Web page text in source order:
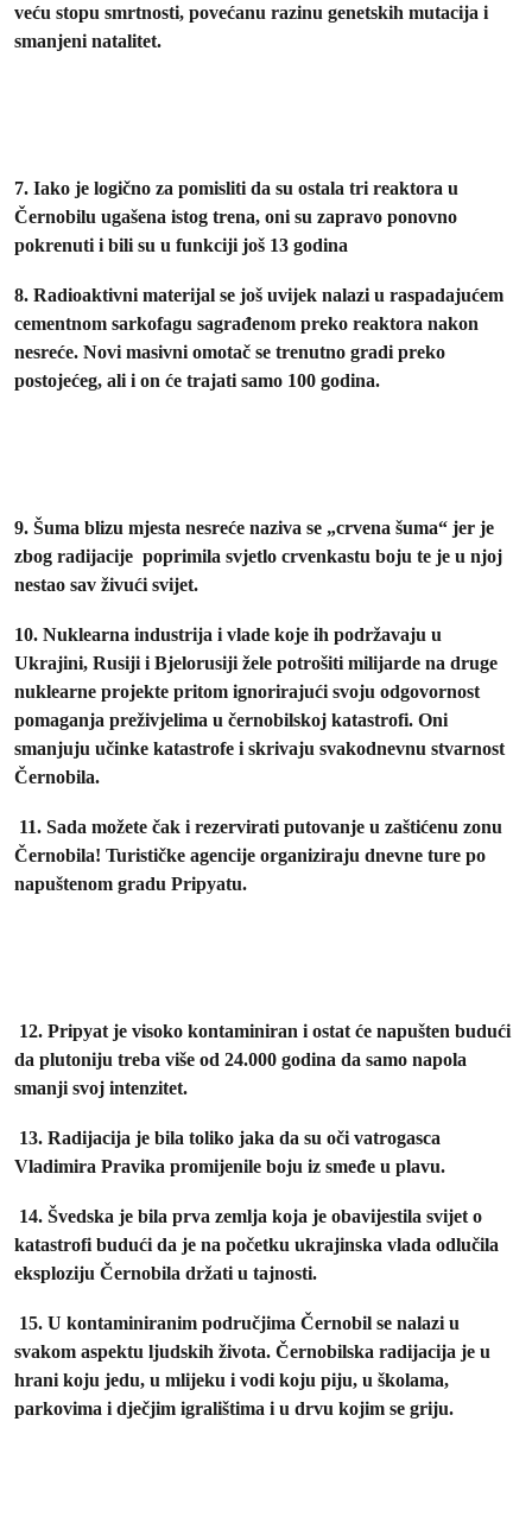
veću stopu smrtnosti, povećanu razinu genetskih mutacija i
smanjeni natalitet.
7. Iako je logično za pomisliti da su ostala tri reaktora u
Černobilu ugašena istog trena, oni su zapravo ponovno
pokrenuti i bili su u funkciji još 13 godina
8. Radioaktivni materijal se još uvijek nalazi u raspadajućem
cementnom sarkofagu sagrađenom preko reaktora nakon
nesreće. Novi masivni omotač se trenutno gradi preko
postojećeg, ali i on će trajati samo 100 godina.
9. Šuma blizu mjesta nesreće naziva se „crvena šuma“ jer je
zbog radijacije poprimila svjetlo crvenkastu boju te je u njoj
nestao sav živući svijet.
10. Nuklearna industrija i vlade koje ih podržavaju u
Ukrajini, Rusiji i Bjelorusiji žele potrošiti milijarde na druge
nuklearne projekte pritom ignorirajući svoju odgovornost
pomaganja preživjelima u černobilskoj katastrofi. Oni
smanjuju učinke katastrofe i skrivaju svakodnevnu stvarnost
Černobila.
11. Sada možete čak i rezervirati putovanje u zaštićenu zonu
Černobila! Turističke agencije organiziraju dnevne ture po
napuštenom gradu Pripyatu.
12. Pripyat je visoko kontaminiran i ostat će napušten budući
da plutoniju treba više od 24.000 godina da samo napola
smanji svoj intenzitet.
13. Radijacija je bila toliko jaka da su oči vatrogasca
Vladimira Pravika promijenile boju iz smeđe u plavu.
14. Švedska je bila prva zemlja koja je obavijestila svijet o
katastrofi budući da je na početku ukrajinska vlada odlučila
eksploziju Černobila držati u tajnosti.
15. U kontaminiranim područjima Černobil se nalazi u
svakom aspektu ljudskih života. Černobilska radijacija je u
hrani koju jedu, u mlijeku i vodi koju piju, u školama,
parkovima i dječjim igralištima i u drvu kojim se griju.